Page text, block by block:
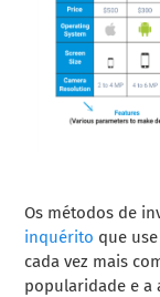
Os métodos de
inquérito que
cada vez mais
popularidade e a